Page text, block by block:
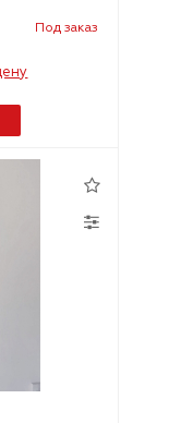
Под заказ